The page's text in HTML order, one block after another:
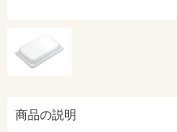
商品の説明